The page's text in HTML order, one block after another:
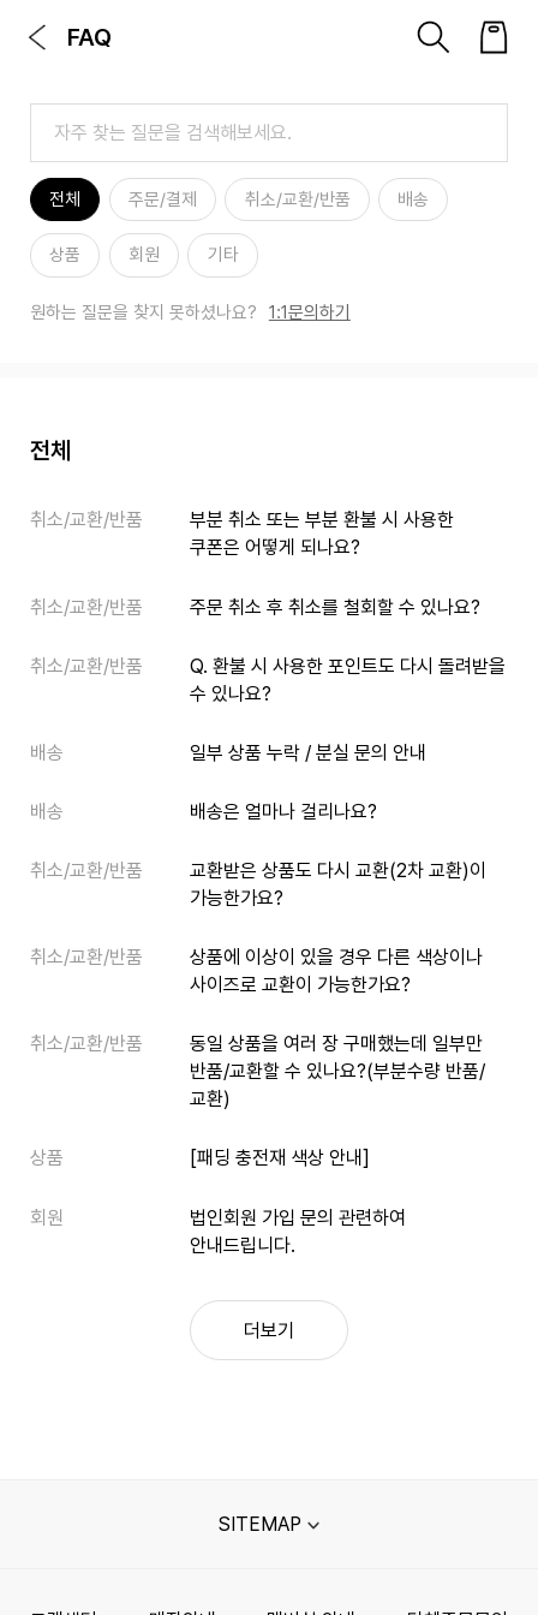
FAQ
전체 주문/결제 취소/교환/반품 배송
상품 회원 기타
원하는 질문을 찾지 못하셨나요? 1:1문의하기
전체
취소/교환/반품
부분 취소 또는 부분 환불 시 사용한
쿠폰은 어떻게 되나요?
취소/교환/반품 주문 취소 후 취소를 철회할 수 있나요?
취소/교환/반품
Q. 환불 시 사용한 포인트도 다시 돌려받을
수 있나요?
배송 일부 상품 누락 / 분실 문의 안내
배송 배송은 얼마나 걸리나요?
취소/교환/반품
교환받은 상품도 다시 교환(2차 교환)이
가능한가요?
취소/교환/반품
상품에 이상이 있을 경우 다른 색상이나
사이즈로 교환이 가능한가요?
취소/교환/반품
동일 상품을 여러 장 구매했는데 일부만
반품/교환할 수 있나요?(부분수량 반품/
교환)
상품 [패딩 충전재 색상 안내]
회원
법인회원 가입 문의 관련하여
안내드립니다.
더보기
SITEMAP